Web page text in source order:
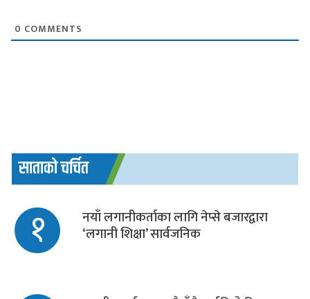
0 COMMENTS
साताको चर्चित
१ नयाँ लगानीकर्ताका लागि नेप्से बजारद्वारा
‘लगानी शिक्षा’ सार्वजनिक